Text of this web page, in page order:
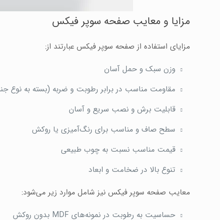
مزایا و معایب صفحه سوپر فیکس
مزایای استفاده از صفحه سوپر فیکس عبارتند از:
وزن سبک و حمل آسان
مقاومت مناسب در برابر رطوبت و ضربه (بسته به نوع
قابلیت برش و نصب سریع و آسان
سطح صاف و مناسب برای رنگ‌آمیزی یا روکش
قیمت مناسب نسبت به چوب طبیعی
تنوع بالا در ضخامت و ابعاد
معایب صفحه سوپر فیکس نیز شامل موارد زیر می‌شود:
حساسیت به رطوبت در نمونه‌های MDF بدون روکش